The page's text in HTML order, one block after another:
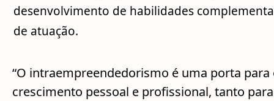
desenvolvimento de habilidades
de atuação.
“O intraempreendedorismo é uma porta para
crescimento pessoal e profissional, tanto